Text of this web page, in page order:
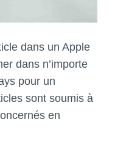
dans un Apple
dans n’importe
pour un
sont soumis à
en